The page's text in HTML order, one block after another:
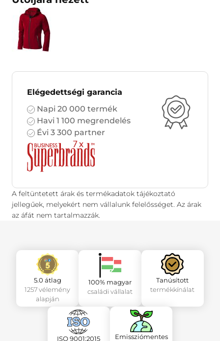
Elégedettségi garancia
Napi 20 000 termék
Havi 1 100 megrendelés
Évi 3 300 partner
A feltüntetett árak és termékadatok tájékoztató
jellegűek, melyekért nem vállalunk felelősséget. Az árak
az áfát nem tartalmazzák.
5.0 átlag
1257 vélemény
alapján
100% magyar
családi vállalat
Tanúsított
termékkínálat
ISO 9001:2015
Emissziómentes